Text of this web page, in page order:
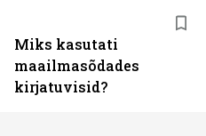
Miks kasutati
maailmasõdades
kirjatuvisid?